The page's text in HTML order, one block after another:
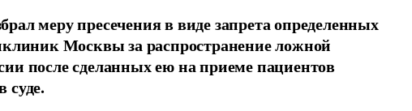
меру пресечения в виде запрета определенных
Москвы за распространение ложной
после сделанных ею на приеме пациентов